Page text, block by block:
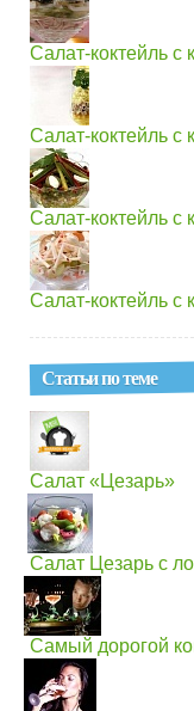
Салат-коктейль с
Салат-коктейль с
Салат-коктейль с
Салат-коктейль с
Статьи по теме
Салат «Цезарь»
Салат Цезарь с
Самый дорогой